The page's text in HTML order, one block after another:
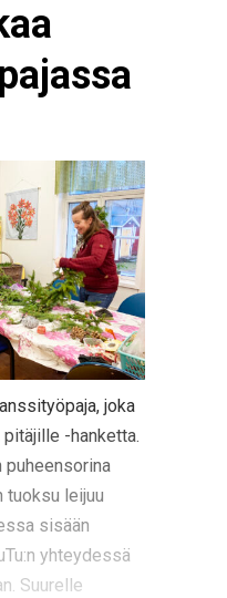
joka
-hanketta.
puheensorina
tuoksu leijuu
sisään
yhteydessä
Suurelle